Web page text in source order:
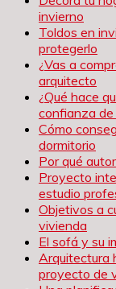
invierno
Toldos en
protegerlo
¿Vas a
arquitecto
¿Qué hace
confianza de
Cómo
dormitorio
Por qué
Proyecto
estudio
Objetivos a
vivienda
El sofá y su
Arquitectura
proyecto de